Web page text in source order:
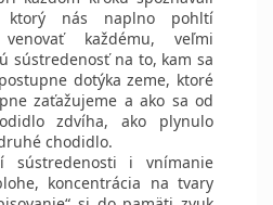
ktorý nás naplno pohltí
každému, veľmi
sústredenosť na to, kam sa
dotýka zeme, ktoré
zaťažujeme a ako sa od
zdvíha, ako plynulo
chodidlo.
sústredenosti i vnímanie
koncentrácia na tvary